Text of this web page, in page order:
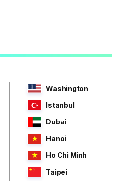
Washington
Istanbul
Dubai
Hanoi
Ho Chi Minh
Taipei